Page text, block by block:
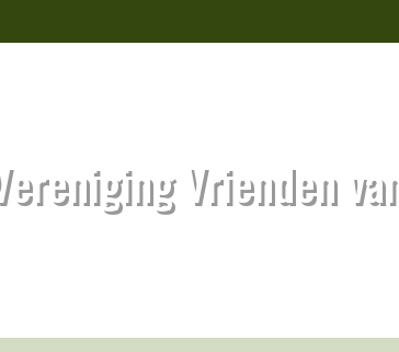
Vrienden